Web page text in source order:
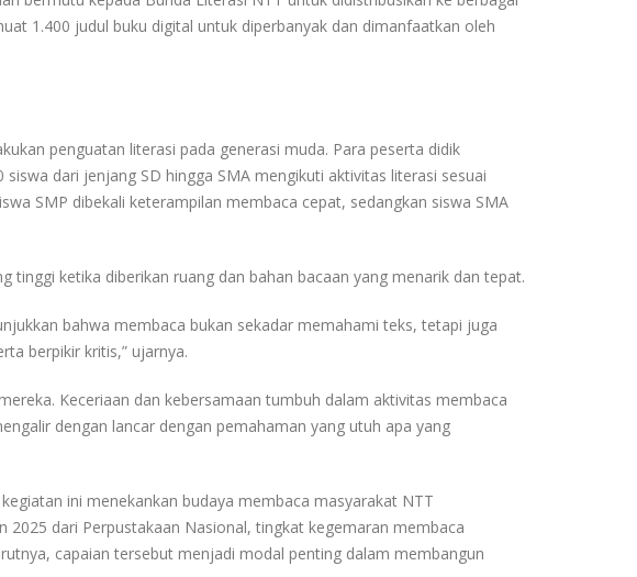
1.400 judul buku digital untuk diperbanyak dan dimanfaatkan oleh
penguatan literasi pada generasi muda. Para peserta didik
dari jenjang SD hingga SMA mengikuti aktivitas literasi sesuai
SMP dibekali keterampilan membaca cepat, sedangkan siswa SMA
ketika diberikan ruang dan bahan bacaan yang menarik dan tepat.
bahwa membaca bukan sekadar memahami teks, tetapi juga
berpikir kritis,” ujarnya.
Keceriaan dan kebersamaan tumbuh dalam aktivitas membaca
dengan lancar dengan pemahaman yang utuh apa yang
ini menekankan budaya membaca masyarakat NTT
dari Perpustakaan Nasional, tingkat kegemaran membaca
capaian tersebut menjadi modal penting dalam membangun